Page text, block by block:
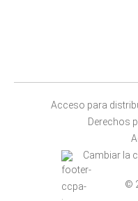
Acceso para
Derechos
Cambiar la
©